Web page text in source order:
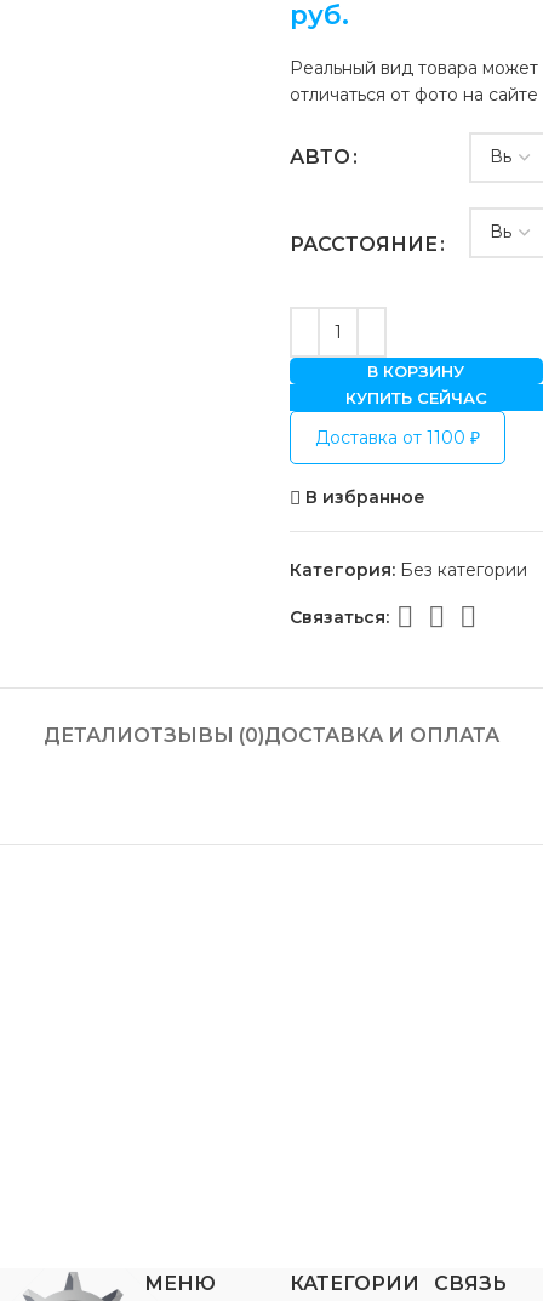
руб.
Реальный вид товара может
отличаться от фото на сайте
АВТО
РАССТОЯНИЕ
В КОРЗИНУ
КУПИТЬ СЕЙЧАС
Доставка от 1100 ₽
В избранное
Категория: Без категории
Связаться:
ДЕТАЛИОТЗЫВЫ (0)ДОСТАВКА И ОПЛАТА
МЕНЮ
КАТЕГОРИИ
СВЯЗЬ